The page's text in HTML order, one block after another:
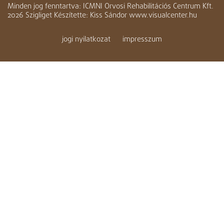
Minden jog fenntartva: ICMNI Orvosi Rehabilitációs Centrum Kft.
2026 Szigliget Készítette: Kiss Sándor www.visualcenter.hu
jogi nyilatkozat impresszum